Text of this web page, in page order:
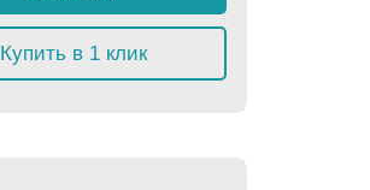
Купить в 1 клик